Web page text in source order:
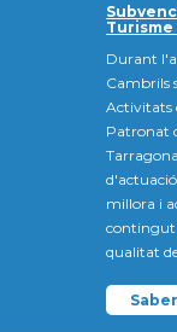
Durant
Cambrils
Activitats
Patronat
millora i
contingut
qualitat